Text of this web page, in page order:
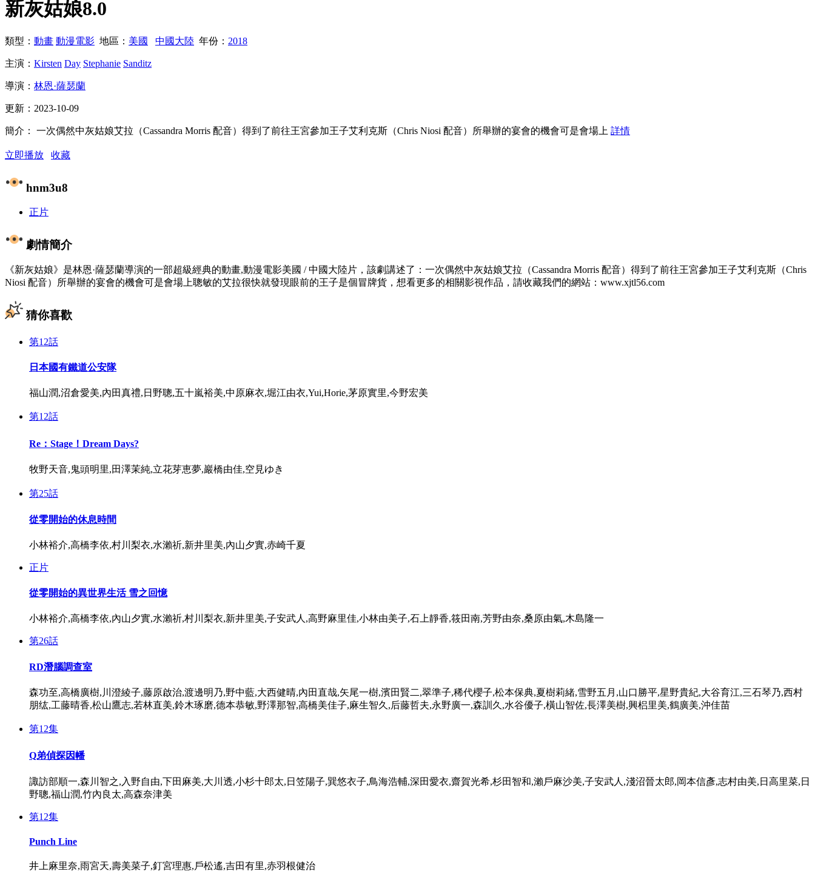
新灰姑娘8.0
類型： 動畫 動漫電影 地區： 美國 中國大陸 年份： 2018
主演： Kirsten Day Stephanie Sanditz
導演： 林恩·薩瑟蘭
更新： 2023-10-09
簡介： 一次偶然中灰姑娘艾拉（Cassandra Morris 配音）得到了前往王宮參加王子艾利克斯（Chris Niosi 配音）所舉辦的宴會的機會可是會場上 詳情
立即播放 收藏
hnm3u8
正片
劇情簡介
《新灰姑娘》是林恩·薩瑟蘭導演的一部超級經典的動畫,動漫電影美國 / 中國大陸片，該劇講述了：一次偶然中灰姑娘艾拉（Cassandra Morris 配音）得到了前往王宮參加王子艾利克斯（Chris
Niosi 配音）所舉辦的宴會的機會可是會場上聰敏的艾拉很快就發現眼前的王子是個冒牌貨，想看更多的相關影視作品，請收藏我們的網站：www.xjtl56.com
猜你喜歡
第12話
日本國有鐵道公安隊
福山潤,沼倉愛美,內田真禮,日野聰,五十嵐裕美,中原麻衣,堀江由衣,Yui,Horie,茅原實里,今野宏美
第12話
Re：Stage！Dream Days?
牧野天音,鬼頭明里,田澤茉純,立花芽恵夢,巖橋由佳,空見ゆき
第25話
從零開始的休息時間
小林裕介,高橋李依,村川梨衣,水瀨祈,新井里美,內山夕實,赤崎千夏
正片
從零開始的異世界生活 雪之回憶
小林裕介,高橋李依,內山夕實,水瀨祈,村川梨衣,新井里美,子安武人,高野麻里佳,小林由美子,石上靜香,筱田南,芳野由奈,桑原由氣,木島隆一
第26話
RD潛腦調查室
森功至,高橋廣樹,川澄綾子,藤原啟治,渡邊明乃,野中藍,大西健晴,內田直哉,矢尾一樹,濱田賢二,翠準子,稀代櫻子,松本保典,夏樹莉緒,雪野五月,山口勝平,星野貴紀,大谷育江,三石琴乃,西村
朋纮,工藤晴香,松山鷹志,若林直美,鈴木琢磨,德本恭敏,野澤那智,高橋美佳子,麻生智久,后藤哲夫,永野廣一,森訓久,水谷優子,橫山智佐,長澤美樹,興梠里美,鶴廣美,沖佳苗
第12集
Q弟偵探因幡
諏訪部順一,森川智之,入野自由,下田麻美,大川透,小杉十郎太,日笠陽子,巽悠衣子,鳥海浩輔,深田愛衣,齋賀光希,杉田智和,瀨戶麻沙美,子安武人,淺沼晉太郎,岡本信彥,志村由美,日高里菜,日
野聰,福山潤,竹內良太,高森奈津美
第12集
Punch Line
井上麻里奈,雨宮天,壽美菜子,釘宮理惠,戶松遙,吉田有里,赤羽根健治